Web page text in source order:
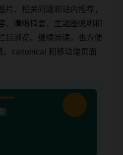
片、相关问题和站内推荐，
、清晰摘要、主题图说明和
目浏览、继续阅读，也方便
、canonical 和移动端页面